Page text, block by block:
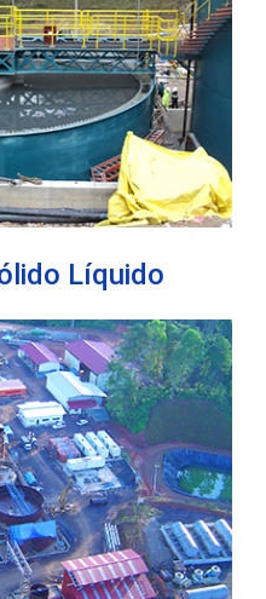
Líquido